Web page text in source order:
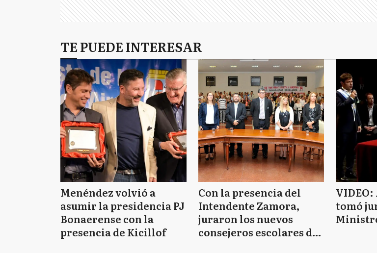
TE PUEDE INTERESAR
Menéndez volvió a
asumir la presidencia PJ
Bonaerense con la
presencia de Kicillof
Con la presencia del
Intendente Zamora,
juraron los nuevos
consejeros escolares de
tomó